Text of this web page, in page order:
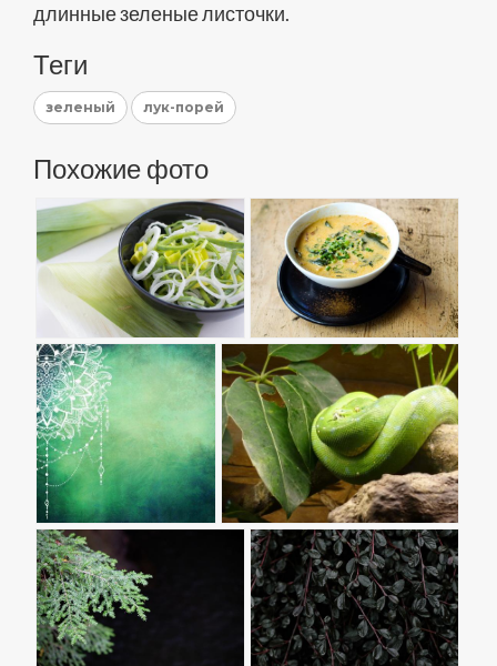
длинные зеленые листочки.
Теги
зеленый лук-порей
Похожие фото